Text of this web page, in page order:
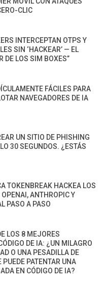
CLIC
INTERCEPTAN OTPS Y
SIN ‘HACKEAR’ — EL
DE LOS SIM BOXES”
FÁCILES PARA
NAVEGADORES DE IA
UN SITIO DE PHISHING
30 SEGUNDOS. ¿ESTÁS
TOKENBREAK HACKEA LOS
OPENAI, ANTHROPIC Y
PASO A PASO
LOS 8 MEJORES
DE IA: ¿UN MILAGRO
O UNA PESADILLA DE
PATENTAR UNA
EN CÓDIGO DE IA?